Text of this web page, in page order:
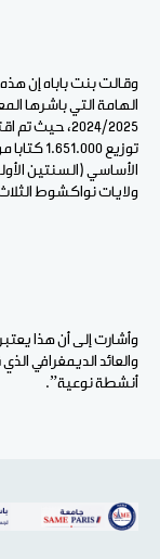
وقالت بنت باباه إن
الهامة التي باشرها
توزيع
ولايات نواكشوط
وأشارت إلى أن هذا
والعائد الديمغرافي
أنشطة نوعية”.